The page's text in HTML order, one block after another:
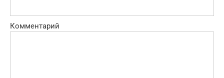
Комментарий